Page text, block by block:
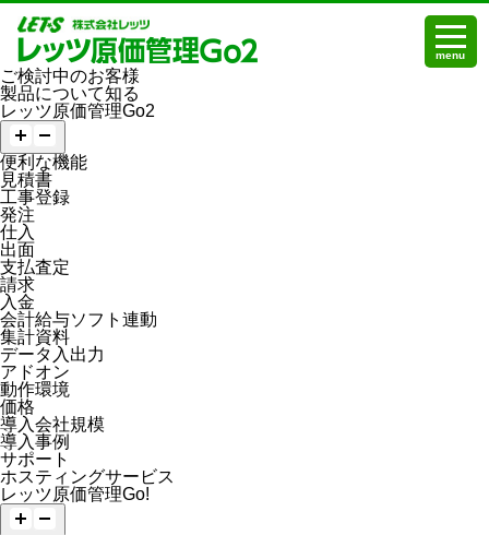
menu
ご検討中のお客様
製品について知る
レッツ原価管理Go2
便利な機能
見積書
工事登録
発注
仕入
出面
支払査定
請求
入金
会計給与ソフト連動
集計資料
データ入出力
アドオン
動作環境
価格
導入会社規模
導入事例
サポート
ホスティングサービス
レッツ原価管理Go!